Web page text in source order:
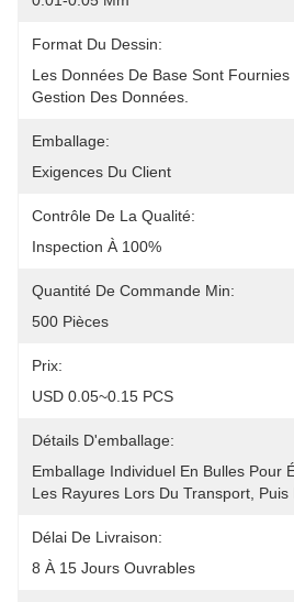
Format Du Dessin:
Les Données De Base Sont
Gestion Des Données.
Emballage:
Exigences Du Client
Contrôle De La Qualité:
Inspection À 100%
Quantité De Commande Min:
500 Pièces
Prix:
USD 0.05~0.15 PCS
Détails D'emballage:
Emballage Individuel En Bulles Pour
Les Rayures Lors Du Transport, Puis
Délai De Livraison:
8 À 15 Jours Ouvrables